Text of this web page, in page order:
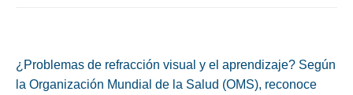
¿Problemas de refracción visual y el aprendizaje? Según
la Organización Mundial de la Salud (OMS), reconoce